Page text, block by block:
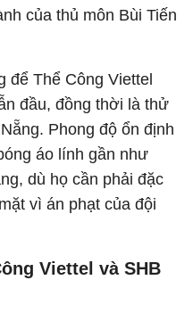
của thủ môn Bùi Tiến
để Thể Công Viettel
đầu, đồng thời là thử
Phong độ ổn định
áo lính gần như
dù họ cần phải đặc
vì án phạt của đội
Viettel và SHB